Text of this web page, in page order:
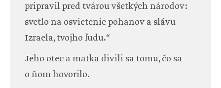
pripravil pred tvárou všetkých národov:
svetlo na osvietenie pohanov a slávu
Izraela, tvojho ľudu.“
Jeho otec a matka divili sa tomu, čo sa
o ňom hovorilo.